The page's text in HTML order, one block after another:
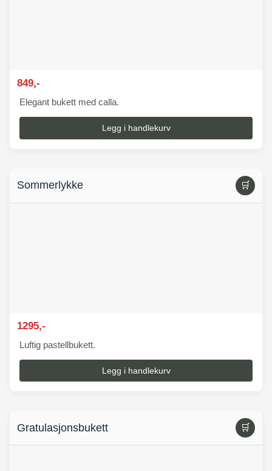
849,-
Elegant bukett med calla.
Legg i handlekurv
Sommerlykke 🛒
1295,-
Luftig pastellbukett.
Legg i handlekurv
Gratulasjonsbukett 🛒